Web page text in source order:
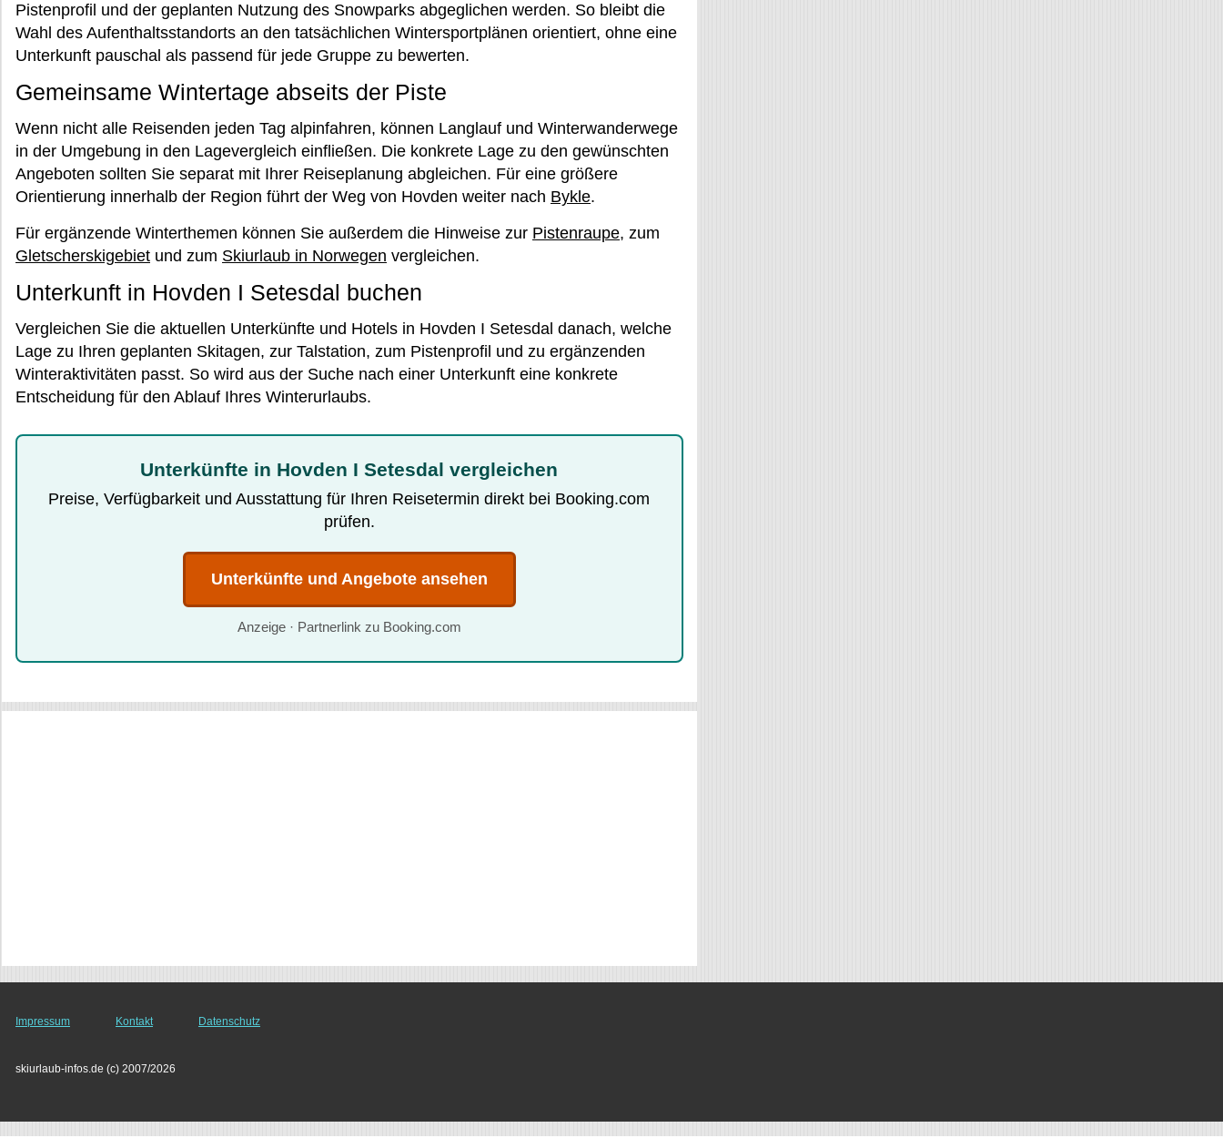
Pistenprofil und der geplanten Nutzung des Snowparks abgeglichen werden. So bleibt die
Wahl des Aufenthaltsstandorts an den tatsächlichen Wintersportplänen orientiert, ohne eine
Unterkunft pauschal als passend für jede Gruppe zu bewerten.
Gemeinsame Wintertage abseits der Piste
Wenn nicht alle Reisenden jeden Tag alpinfahren, können Langlauf und Winterwanderwege
in der Umgebung in den Lagevergleich einfließen. Die konkrete Lage zu den gewünschten
Angeboten sollten Sie separat mit Ihrer Reiseplanung abgleichen. Für eine größere
Orientierung innerhalb der Region führt der Weg von Hovden weiter nach Bykle.
Für ergänzende Winterthemen können Sie außerdem die Hinweise zur Pistenraupe, zum
Gletscherskigebiet und zum Skiurlaub in Norwegen vergleichen.
Unterkunft in Hovden I Setesdal buchen
Vergleichen Sie die aktuellen Unterkünfte und Hotels in Hovden I Setesdal danach, welche
Lage zu Ihren geplanten Skitagen, zur Talstation, zum Pistenprofil und zu ergänzenden
Winteraktivitäten passt. So wird aus der Suche nach einer Unterkunft eine konkrete
Entscheidung für den Ablauf Ihres Winterurlaubs.
Unterkünfte in Hovden I Setesdal vergleichen
Preise, Verfügbarkeit und Ausstattung für Ihren Reisetermin direkt bei Booking.com
prüfen.
Unterkünfte und Angebote ansehen
Anzeige · Partnerlink zu Booking.com
Impressum Kontakt Datenschutz
skiurlaub-infos.de (c) 2007/2026